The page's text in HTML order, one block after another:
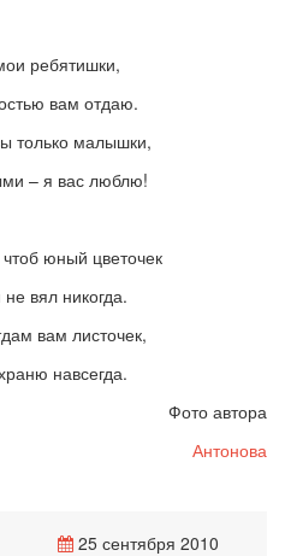
ребятишки,
вам отдаю.
только малышки,
– я вас люблю!
юный цветочек
вял никогда.
вам листочек,
навсегда.
Фото автора
Антонова
25 сентября 2010